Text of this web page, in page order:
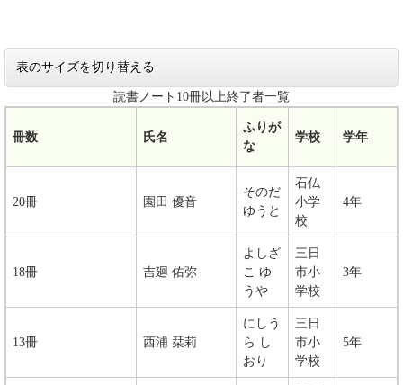
表のサイズを切り替える
読書ノート10冊以上終了者一覧
冊数 氏名
ふりが
な
学校 学年
20冊 ​​園田 優音
​​そのだ
ゆうと
石仏
小学
校
4年
18冊 吉廻 佑弥
​よしざ
こ ゆ
うや
三日
市小
学校
3年
13冊 西浦 栞莉
​​にしう
ら し
おり
三日
市小
学校
5年